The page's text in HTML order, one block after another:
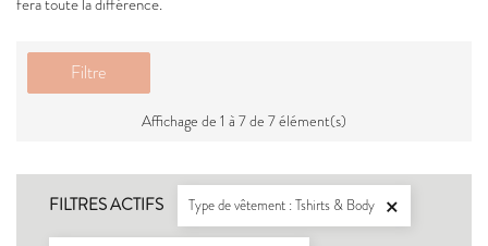
Filtre
Affichage de 1 à 7 de 7 élément(s)
FILTRES ACTIFS Type de vêtement : Tshirts & Body 